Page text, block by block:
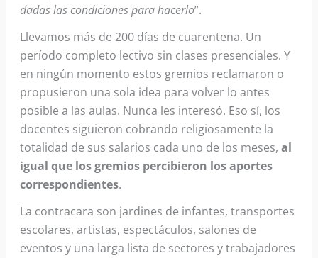
dadas las condiciones para hacerlo”.
Llevamos más de 200 días de cuarentena. Un
período completo lectivo sin clases presenciales. Y
en ningún momento estos gremios reclamaron o
propusieron una sola idea para volver lo antes
posible a las aulas. Nunca les interesó. Eso sí, los
docentes siguieron cobrando religiosamente la
totalidad de sus salarios cada uno de los meses,al
igual que los gremios percibieron los aportes
correspondientes.
La contracara son jardines de infantes, transportes
escolares, artistas, espectáculos, salones de
eventos y una larga lista de sectores y trabajadores